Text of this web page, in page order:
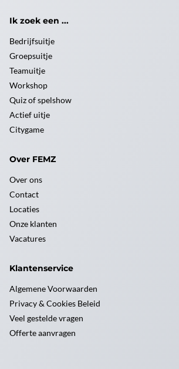
Ik zoek een ...
Bedrijfsuitje
Groepsuitje
Teamuitje
Workshop
Quiz of spelshow
Actief uitje
Citygame
Over FEMZ
Over ons
Contact
Locaties
Onze klanten
Vacatures
Klantenservice
Algemene Voorwaarden
Privacy & Cookies Beleid
Veel gestelde vragen
Offerte aanvragen